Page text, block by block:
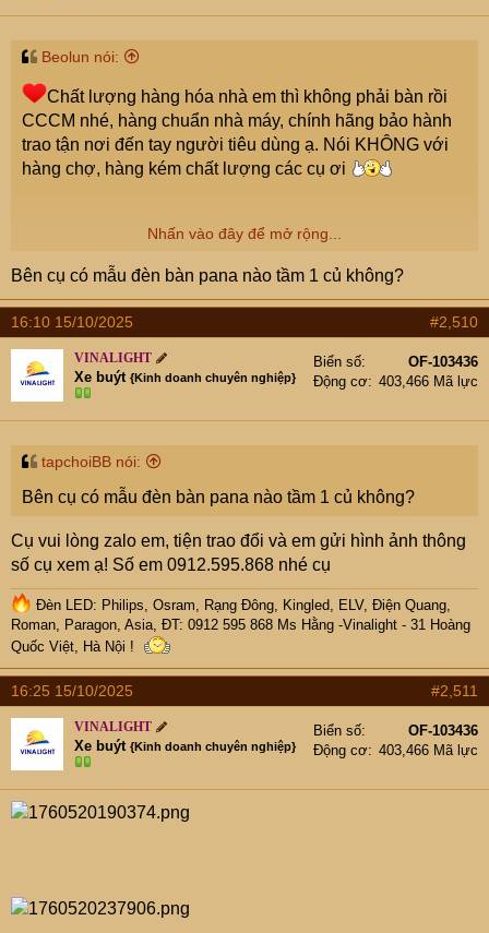
Beolun nói:
Chất lượng hàng hóa nhà em thì không phải bàn rồi
CCCM nhé, hàng chuẩn nhà máy, chính hãng bảo hành
trao tận nơi đến tay người tiêu dùng ạ. Nói KHÔNG với
hàng chợ, hàng kém chất lượng các cụ ơi
View attachment 9343219
View attachment 9343220
View attachment 9343222
Nhấn vào đây để mở rộng...
Bên cụ có mẫu đèn bàn pana nào tầm 1 củ không?
16:10 15/10/2025 #2,510
VINALIGHT
Xe buýt {Kinh doanh chuyên nghiệp}
Biển số
OF-103436
Động cơ
403,466 Mã lực
tapchoiBB nói:
Bên cụ có mẫu đèn bàn pana nào tầm 1 củ không?
Cụ vui lòng zalo em, tiện trao đổi và em gửi hình ảnh thông
số cụ xem ạ! Số em 0912.595.868 nhé cụ
Đèn LED: Philips, Osram, Rạng Đông, Kingled, ELV, Điện Quang,
Roman, Paragon, Asia, ĐT: 0912 595 868 Ms Hằng -Vinalight - 31 Hoàng
Quốc Việt, Hà Nội !
16:25 15/10/2025 #2,511
VINALIGHT
Xe buýt {Kinh doanh chuyên nghiệp}
Biển số
OF-103436
Động cơ
403,466 Mã lực